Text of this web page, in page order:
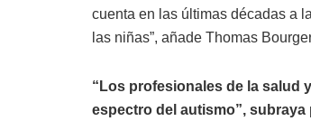
cuenta en las últimas décadas a
las niñas”, añade Thomas
“Los profesionales de la salud
espectro del autismo”,